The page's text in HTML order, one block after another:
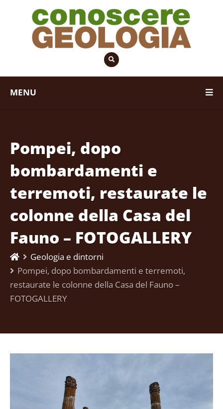
MENU
Pompei, dopo
bombardamenti e
terremoti, restaurate le
colonne della Casa del
Fauno – FOTOGALLERY
Geologia e dintorni
Pompei, dopo bombardamenti e terremoti,
restaurate le colonne della Casa del Fauno –
FOTOGALLERY